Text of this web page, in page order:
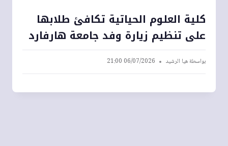
كلية العلوم الحياتية تكافئ طلابها
على تنظيم زيارة وفد جامعة هارفارد
بواسطةهيا الرشيد 06/07/2026 21:00